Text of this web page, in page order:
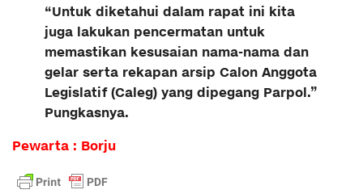
“Untuk diketahui dalam rapat ini kita
juga lakukan pencermatan untuk
memastikan kesusaian nama-nama dan
gelar serta rekapan arsip Calon Anggota
Legislatif (Caleg) yang dipegang Parpol.”
Pungkasnya.
Pewarta : Borju